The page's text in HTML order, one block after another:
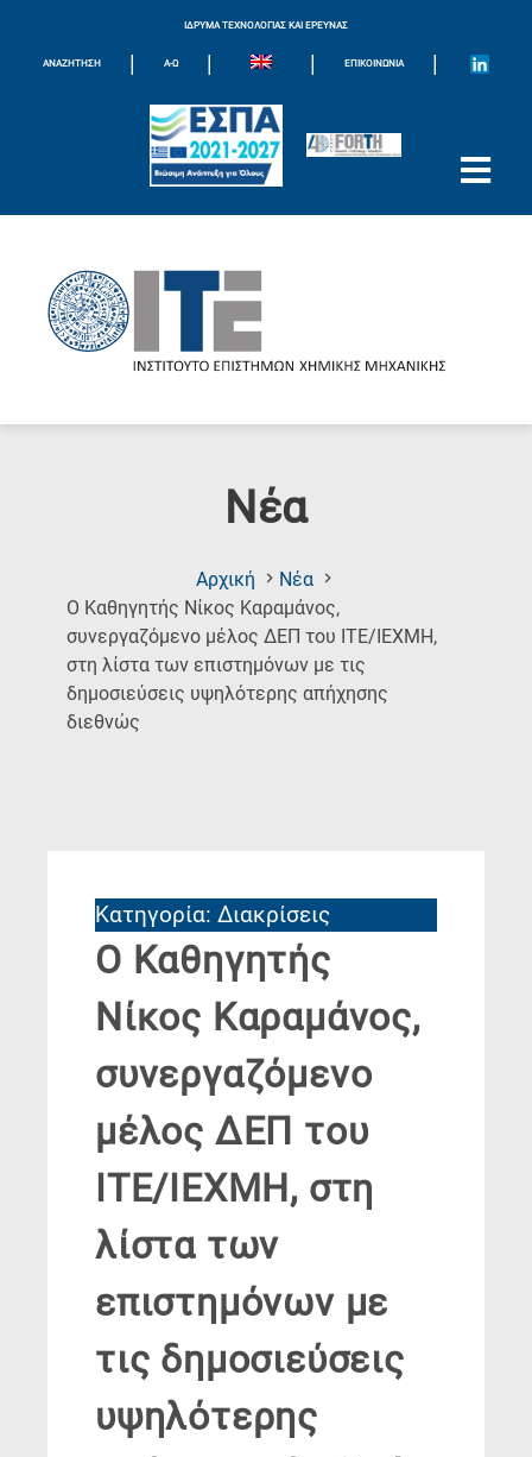
ΙΔΡΥΜΑ ΤΕΧΝΟΛΟΓΙΑΣ ΚΑΙ ΕΡΕΥΝΑΣ
ΑΝΑΖΗΤΗΣΗ | Α-Ω | | ΕΠΙΚΟΙΝΩΝΊΑ |
Νέα
Αρχική
Νέα
O Καθηγητής Νίκος Καραμάνος,
συνεργαζόμενο μέλος ΔΕΠ του ΙΤΕ/ΙΕΧΜΗ,
στη λίστα των επιστημόνων με τις
δημοσιεύσεις υψηλότερης απήχησης
διεθνώς
Κατηγορία: Διακρίσεις
O Καθηγητής
Νίκος Καραμάνος,
συνεργαζόμενο
μέλος ΔΕΠ του
ΙΤΕ/ΙΕΧΜΗ, στη
λίστα των
επιστημόνων με
τις δημοσιεύσεις
υψηλότερης